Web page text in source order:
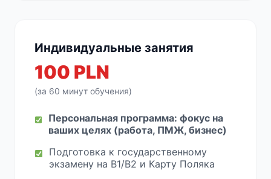
Индивидуальные занятия
100 PLN
(за 60 минут обучения)
Персональная программа: фокус на
ваших целях (работа, ПМЖ, бизнес)
Подготовка к государственному
экзамену на B1/B2 и Карту Поляка